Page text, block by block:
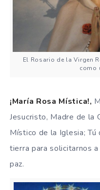
El Rosario de la Virgen
como
¡María Rosa Mística!,
Jesucristo, Madre de la
Místico de la Iglesia; Tú
tierra para solicitarnos
paz.